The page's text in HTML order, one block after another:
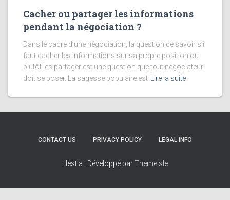
Cacher ou partager les informations
pendant la négociation ?
Dans le cadre d’une négociation, la question de savoir s’il
faut cacher les informations sur sa propre position ou
plutôt les partager est une question que tout négociateur
doit se poser. La sagesse populaire est Lire la suite
CONTACT US PRIVACY POLICY LEGAL INFO
Hestia | Développé parThemeIsle